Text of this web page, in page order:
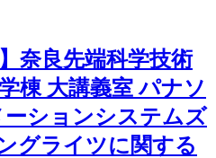
奈良先端科学技術
棟 大講義室 パナソ
ションシステムズ
グライツに関する